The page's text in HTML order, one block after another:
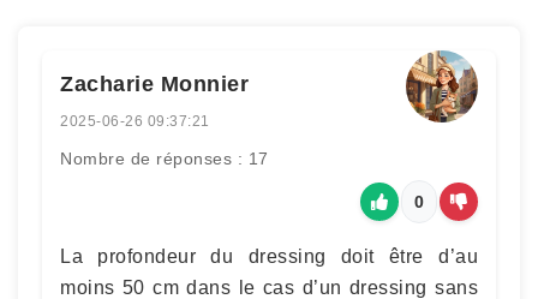
Zacharie Monnier
2025-06-26 09:37:21
Nombre de réponses : 17
0
La profondeur du dressing doit être d’au
moins 50 cm dans le cas d’un dressing sans